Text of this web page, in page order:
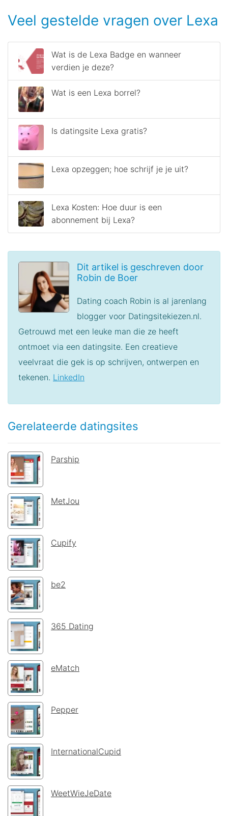
Veel gestelde vragen over Lexa
Wat is de Lexa Badge en wanneer
verdien je deze?
Wat is een Lexa borrel?
Is datingsite Lexa gratis?
Lexa opzeggen; hoe schrijf je je uit?
Lexa Kosten: Hoe duur is een
abonnement bij Lexa?
Dit artikel is geschreven door
Robin de Boer
Dating coach Robin is al jarenlang
blogger voor Datingsitekiezen.nl.
Getrouwd met een leuke man die ze heeft
ontmoet via een datingsite. Een creatieve
veelvraat die gek is op schrijven, ontwerpen en
tekenen. LinkedIn
Gerelateerde datingsites
Parship
MetJou
Cupify
be2
365 Dating
eMatch
Pepper
InternationalCupid
WeetWieJeDate